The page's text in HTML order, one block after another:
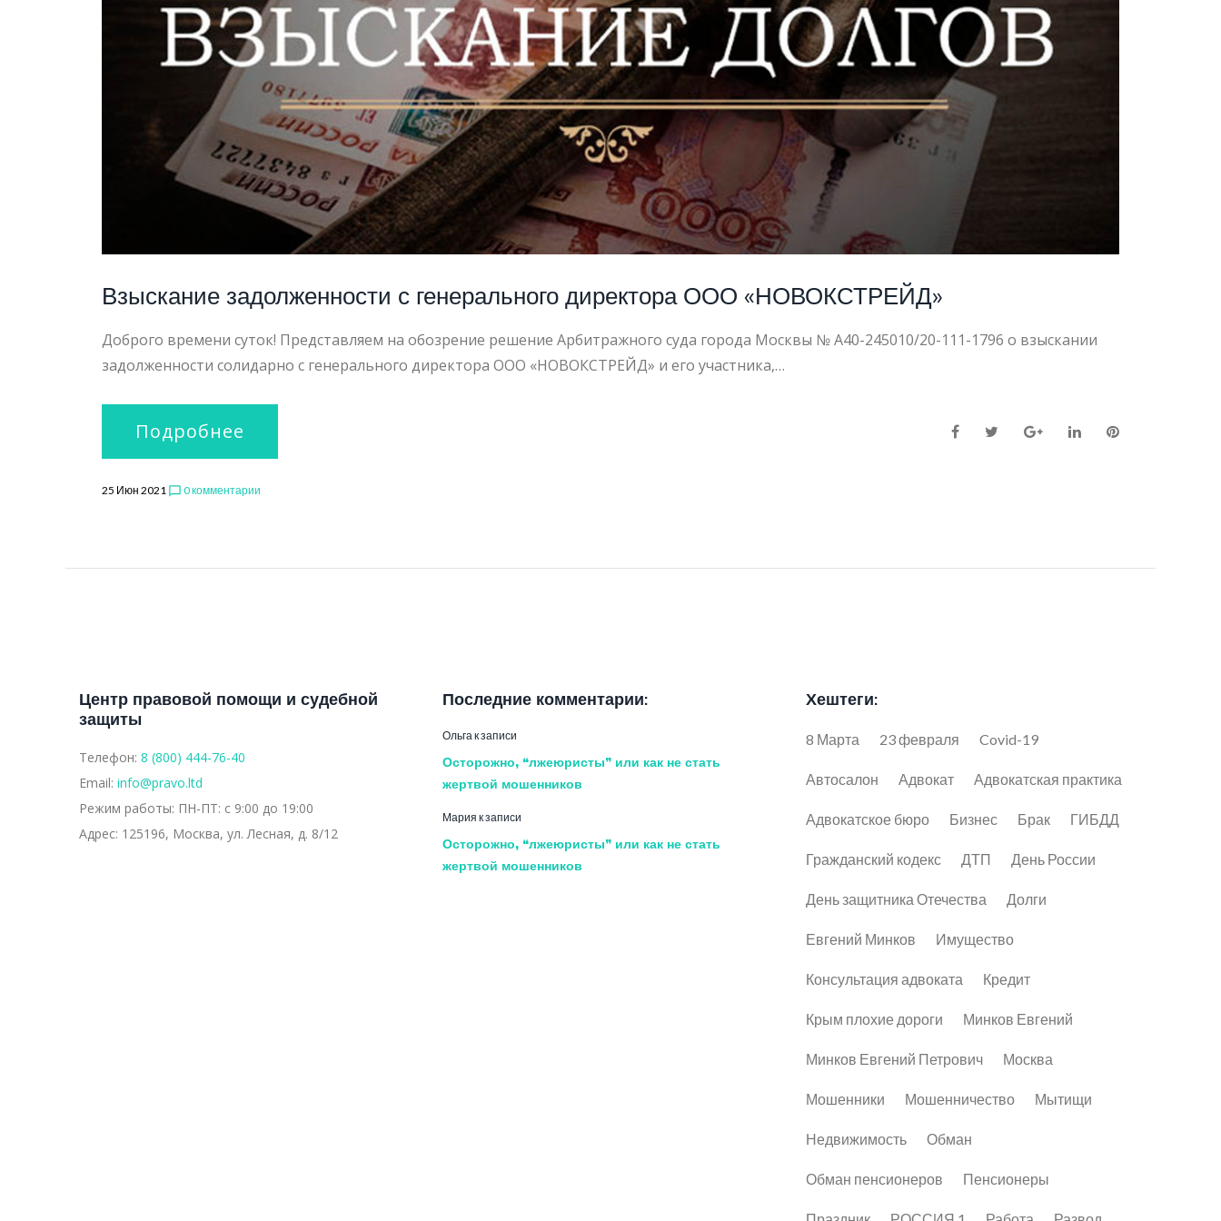
ПОВЕДЕНИЕ
Взыскание задолженности с генерального директора ООО «НОВОКСТРЕЙД»
Доброго времени суток! Представляем на обозрение решение Арбитражного суда города Москвы № А40-245010/20-111-1796 о взыскании
задолженности солидарно с генерального директора ООО «НОВОКСТРЕЙД» и его участника,…
Подробнее FacebookTwitter Google+LinkedIn
25 Июн 2021 chat_bubble_outline 0 комментарии
Центр правовой помощи и судебной
защиты
Телефон: 8 (800) 444-76-40
Email: info@pravo.ltd
Режим работы: ПН-ПТ: с 9:00 до 19:00
Адрес: 125196, Москва, ул. Лесная, д. 8/12
Последние комментарии:
Ольга к записи
Осторожно, “лжеюристы” или как не стать
жертвой мошенников
Мария к записи
Осторожно, “лжеюристы” или как не стать
жертвой мошенников
Хештеги:
8 Марта 23 февраля Covid-19
Автосалон Адвокат Адвокатская практика
Адвокатское бюро Бизнес Брак ГИБДД
Гражданский кодекс ДТП День России
День защитника Отечества Долги
Евгений Минков Имущество
Консультация адвоката Кредит
Крым плохие дороги Минков Евгений
Минков Евгений Петрович Москва
Мошенники Мошенничество Мытищи
Недвижимость Обман
Обман пенсионеров Пенсионеры